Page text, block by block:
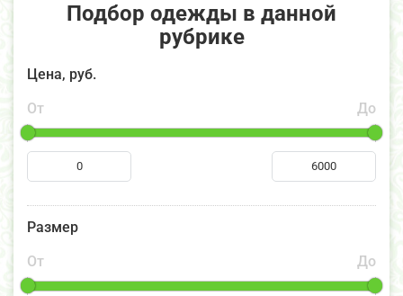
Подбор одежды в данной
рубрике
Цена, руб.
От
До
Размер
От
До